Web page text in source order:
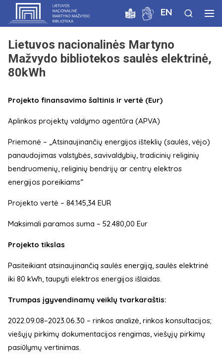
EN
Lietuvos nacionalinės Martyno
Mažvydo bibliotekos saulės elektrinė,
80kWh
Projekto finansavimo šaltinis ir vertė (Eur)
Aplinkos projektų valdymo agentūra (APVA)
Priemonė – „Atsinaujinančių energijos išteklių (saulės, vėjo)
panaudojimas valstybės, savivaldybių, tradicinių religinių
bendruomenių, religinių bendrijų ar centrų elektros
energijos poreikiams“
Projekto vertė – 84.145,34 EUR
Maksimali paramos suma – 52.480,00 Eur
Projekto tikslas
Pasiteikiant atsinaujinančią saulės energiją, saulės elektrinė
iki 80 kWh, taupyti elektros energijos išlaidas.
Trumpas įgyvendinamų veiklų tvarkaraštis:
2022.09.08–2023.06.30 – rinkos analizė, rinkos konsultacijos;
viešųjų pirkimų dokumentacijos rengimas, viešųjų pirkimų
pasiūlymų vertinimas.